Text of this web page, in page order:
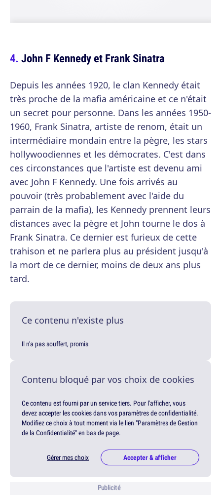
John F Kennedy et Frank Sinatra
Depuis les années 1920, le clan Kennedy était
très proche de la mafia américaine et ce n'était
un secret pour personne. Dans les années 1950-
1960, Frank Sinatra, artiste de renom, était un
intermédiaire mondain entre la pègre, les stars
hollywoodiennes et les démocrates. C'est dans
ces circonstances que l'artiste est devenu ami
avec John F Kennedy. Une fois arrivés au
pouvoir (très probablement avec l'aide du
parrain de la mafia), les Kennedy prennent leurs
distances avec la pègre et John tourne le dos à
Frank Sinatra. Ce dernier est furieux de cette
trahison et ne parlera plus au président jusqu'à
la mort de ce dernier, moins de deux ans plus
tard.
Ce contenu n'existe plus
Il n'a pas souffert, promis
Contenu bloqué par vos choix de cookies
Ce contenu est fourni par un service tiers. Pour l'afficher, vous
devez accepter les cookies dans vos paramètres de confidentialité.
Modifiez ce choix à tout moment via le lien "Paramètres de Gestion
de la Confidentialité" en bas de page.
Gérer mes choix Accepter & afficher
Publicité